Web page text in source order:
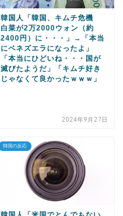
韓国人「韓国、キムチ危機
白菜が2万2000ウォン（約
2400円）に・・・」→「本当
にベネズエラになったよ」
「本当にひどいね・・・国が
滅びたようだ」「キムチ好き
じゃなくて良かったｗｗｗ」
2024年9月27日
韓国の反応